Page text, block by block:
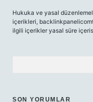
Hukuka ve yasal
içerikleri,
ilgili içerikler yasal süre
SON YORUMLAR